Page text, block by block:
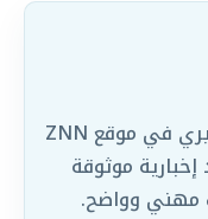
يعمل ضمن الفريق التحريري في موقع ZNN
موثوقة
مهني وواضح.